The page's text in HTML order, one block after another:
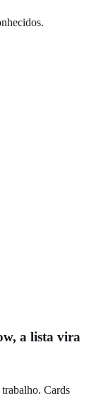
a lista vira
Cards